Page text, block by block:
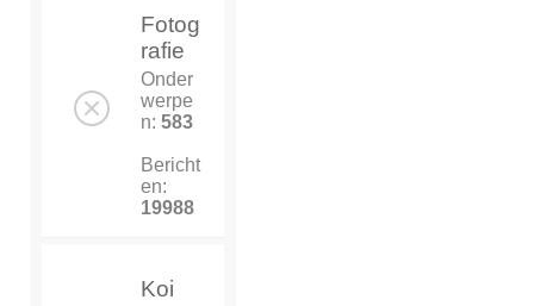
Fotog
rafie
Onder
werpe
n: 583
Bericht
en:
19988
Koi